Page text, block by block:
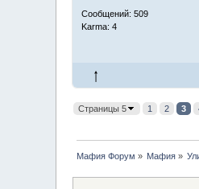
Сообщений: 509
Karma: 4
Страницы 5 1 2 3
Мафия Форум » Мафия »